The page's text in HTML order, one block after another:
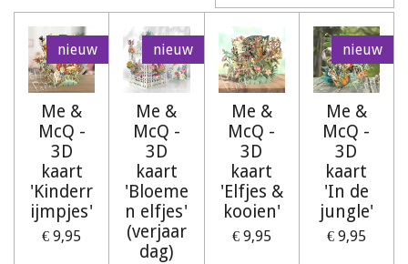
nieuw
Me &
McQ -
3D
kaart
'Kinderr
ijmpjes'
€ 9,95
nieuw
Me &
McQ -
3D
kaart
'Bloeme
n elfjes'
(verjaar
dag)
Me &
McQ -
3D
kaart
'Elfjes &
kooien'
€ 9,95
nieuw
Me &
McQ -
3D
kaart
'In de
jungle'
€ 9,95